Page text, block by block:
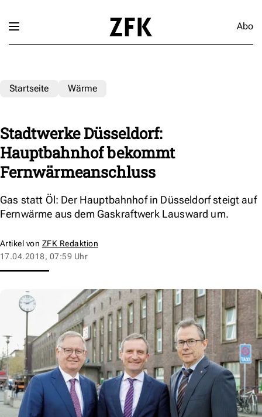
Abo
Startseite Wärme
Stadtwerke Düsseldorf:
Hauptbahnhof bekommt
Fernwärmeanschluss
Gas statt Öl: Der Hauptbahnhof in Düsseldorf steigt auf
Fernwärme aus dem Gaskraftwerk Lausward um.
Artikel von ZFK Redaktion
17.04.2018, 07:59 Uhr